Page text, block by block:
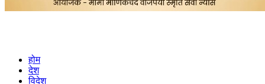
होम
देश
विदेश